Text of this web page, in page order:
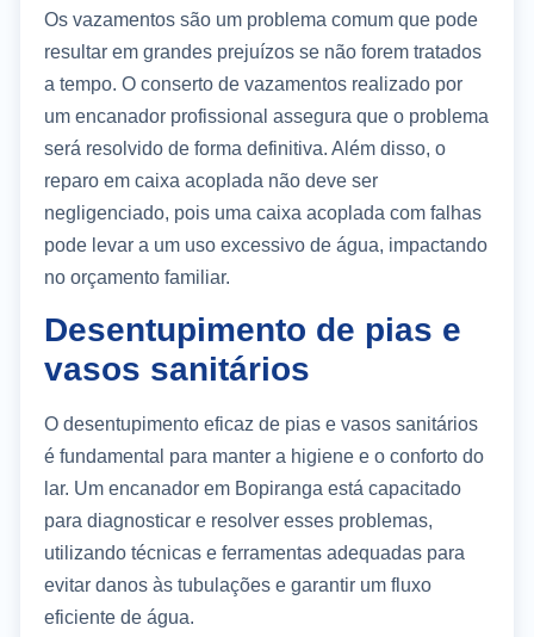
Os vazamentos são um problema comum que pode
resultar em grandes prejuízos se não forem tratados
a tempo. O conserto de vazamentos realizado por
um encanador profissional assegura que o problema
será resolvido de forma definitiva. Além disso, o
reparo em caixa acoplada não deve ser
negligenciado, pois uma caixa acoplada com falhas
pode levar a um uso excessivo de água, impactando
no orçamento familiar.
Desentupimento de pias e
vasos sanitários
O desentupimento eficaz de pias e vasos sanitários
é fundamental para manter a higiene e o conforto do
lar. Um encanador em Bopiranga está capacitado
para diagnosticar e resolver esses problemas,
utilizando técnicas e ferramentas adequadas para
evitar danos às tubulações e garantir um fluxo
eficiente de água.